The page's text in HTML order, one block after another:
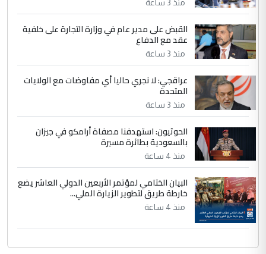
الحسنية لزرع ...
الموضوع :
مكتب السيد احمد الصافي : لا يوجود
لدينا اي حساب على الفيس بوك وتويتر
منذ 3 ساعة
القبض على مدير عام في وزارة التجارة على خلفية
عقد مع الدفاع
منذ 3 ساعة
عراقجي: لا نجري حاليا أي مفاوضات مع الولايات
المتحدة
منذ 3 ساعة
الحوثيون: استهدفنا مصفاة أرامكو في جيزان
بالسعودية بطائرة مسيرة
منذ 4 ساعة
البيان الختامي لمؤتمر الأربعين الدولي العاشر يضع
خارطة طريق لتطوير الزيارة الملي...
منذ 4 ساعة